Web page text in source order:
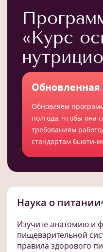
«Курс
Обновленная
Обновляем
полгода, чтобы она
требованиям
стандартам бьюти-
Наука о питании
Изучите анатомию и
пищеварительной
правила здорового